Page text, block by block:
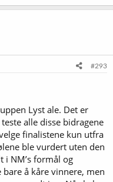
#293
Lyst ale. Det er
alle disse bidragene
finalistene kun utfra
ble vurdert uten den
NM’s formål og
å kåre vinnere, men